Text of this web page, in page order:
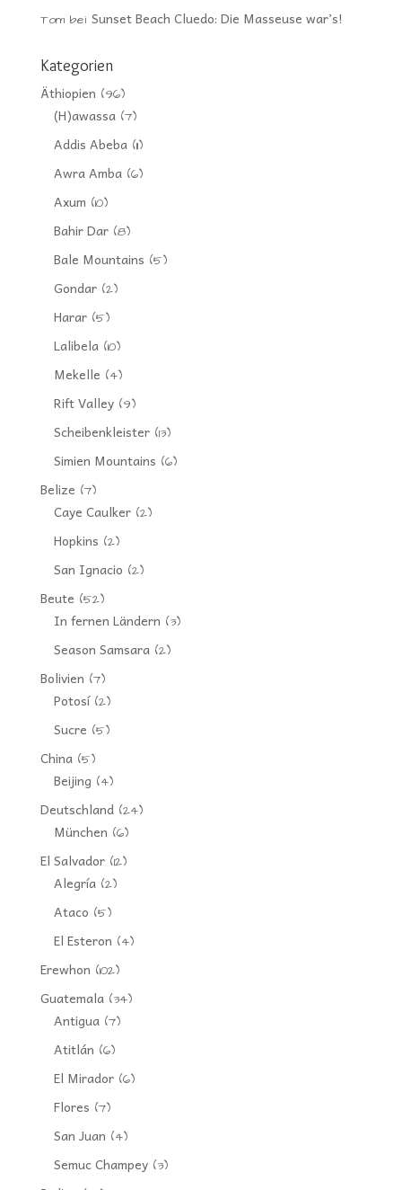
Tombei Sunset Beach Cluedo: Die Masseuse war’s!
Kategorien
Äthiopien (96)
(H)awassa(7)
Addis Abeba(11)
Awra Amba(6)
Axum (10)
Bahir Dar(8)
Bale Mountains (5)
Gondar(2)
Harar(5)
Lalibela(10)
Mekelle (4)
Rift Valley(9)
Scheibenkleister(13)
Simien Mountains (6)
Belize (7)
Caye Caulker(2)
Hopkins (2)
San Ignacio (2)
Beute (52)
In fernen Ländern (3)
Season Samsara(2)
Bolivien (7)
Potosí(2)
Sucre (5)
China(5)
Beijing (4)
Deutschland(24)
München (6)
El Salvador(12)
Alegría(2)
Ataco (5)
El Esteron (4)
Erewhon (102)
Guatemala(34)
Antigua(7)
Atitlán (6)
El Mirador(6)
Flores (7)
San Juan (4)
Semuc Champey(3)